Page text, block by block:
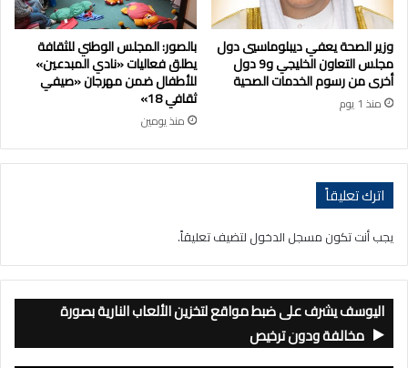
وزير الصحة يعفي ديبلوماسيي دول
مجلس التعاون الخليجي و9 دول
أخرى من رسوم الخدمات الصحية
منذ 1 يوم
بالصور: المجلس الوطني للثقافة
يطلق فعاليات «نادي المبدعين»
للأطفال ضمن مهرجان «صيفي
ثقافي 18»
منذ يومين
اترك تعليقاً
يجب أنت تكون مسجل الدخول لتضيف تعليقاً.
اليوسف يشرف على ضبط مواقع لتخزين الألعاب النارية بصورة
مخالفة ودون ترخيص